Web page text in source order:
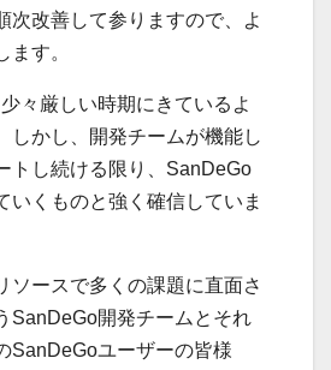
次改善して参りますので、よ
ます。
々厳しい時期にきているよ
しかし、開発チームが機能し
トし続ける限り、SanDeGo
いくものと強く確信していま
ソースで多くの課題に直面さ
SanDeGo開発チームとそれ
SanDeGoユーザーの皆様